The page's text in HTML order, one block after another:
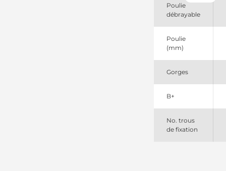
Remy
LRA02952
Lucas
TRA137
TWA
Poulie
débrayable
Poulie
(mm)
Gorges
B+
No. trous
de fixation